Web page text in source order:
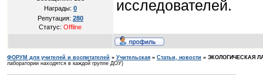
Награды: 0
Репутация: 280
Статус:Offline
исследователей.
ФОРУМ для учителей и воспитателей » Учительская » Статьи, новости » ЭКОЛОГИЧЕСКАЯ
лаборатории находятся в каждой группе ДОУ)